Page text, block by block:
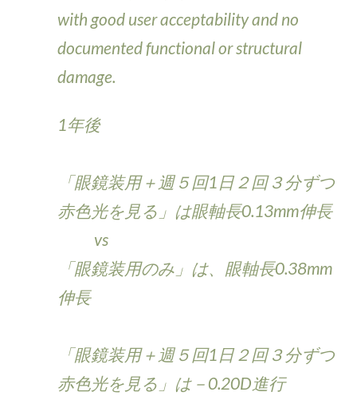
with good user acceptability and no
documented functional or structural
damage.
1年後
「眼鏡装用＋週５回1日２回３分ずつ
赤色光を見る」は眼軸長0.13mm伸長
vs
「眼鏡装用のみ」は、眼軸長0.38mm
伸長
「眼鏡装用＋週５回1日２回３分ずつ
赤色光を見る」は－0.20D進行